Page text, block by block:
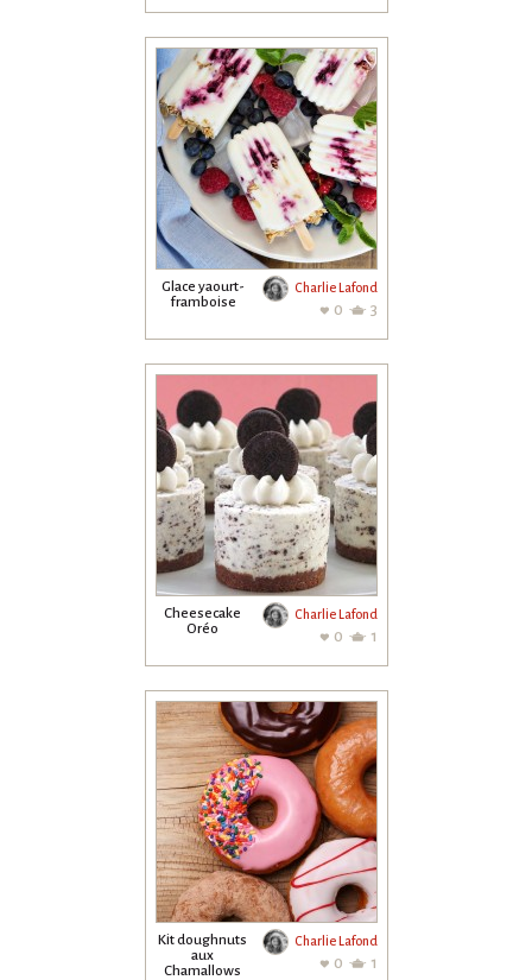
Glace yaourt-
framboise
Charlie Lafond
0 3
Cheesecake
Oréo
Charlie Lafond
0 1
Kit doughnuts
aux
Chamallows
Charlie Lafond
0 1